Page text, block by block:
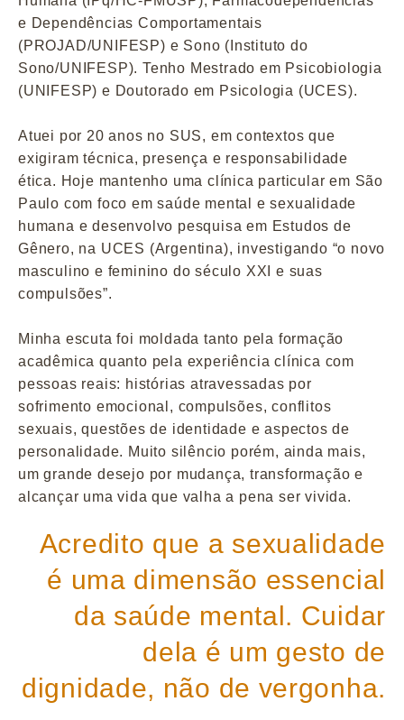
e Dependências Comportamentais
(PROJAD/UNIFESP) e Sono (Instituto do
Sono/UNIFESP). Tenho Mestrado em Psicobiologia
(UNIFESP) e Doutorado em Psicologia (UCES).
Atuei por 20 anos no SUS, em contextos que
exigiram técnica, presença e responsabilidade
ética. Hoje mantenho uma clínica particular em São
Paulo com foco em saúde mental e sexualidade
humana e desenvolvo pesquisa em Estudos de
Gênero, na UCES (Argentina), investigando “o novo
masculino e feminino do século XXI e suas
compulsões”.
Minha escuta foi moldada tanto pela formação
acadêmica quanto pela experiência clínica com
pessoas reais: histórias atravessadas por
sofrimento emocional, compulsões, conflitos
sexuais, questões de identidade e aspectos de
personalidade. Muito silêncio porém, ainda mais,
um grande desejo por mudança, transformação e
alcançar uma vida que valha a pena ser vivida.
Acredito que a sexualidade
é uma dimensão essencial
da saúde mental. Cuidar
dela é um gesto de
dignidade, não de vergonha.